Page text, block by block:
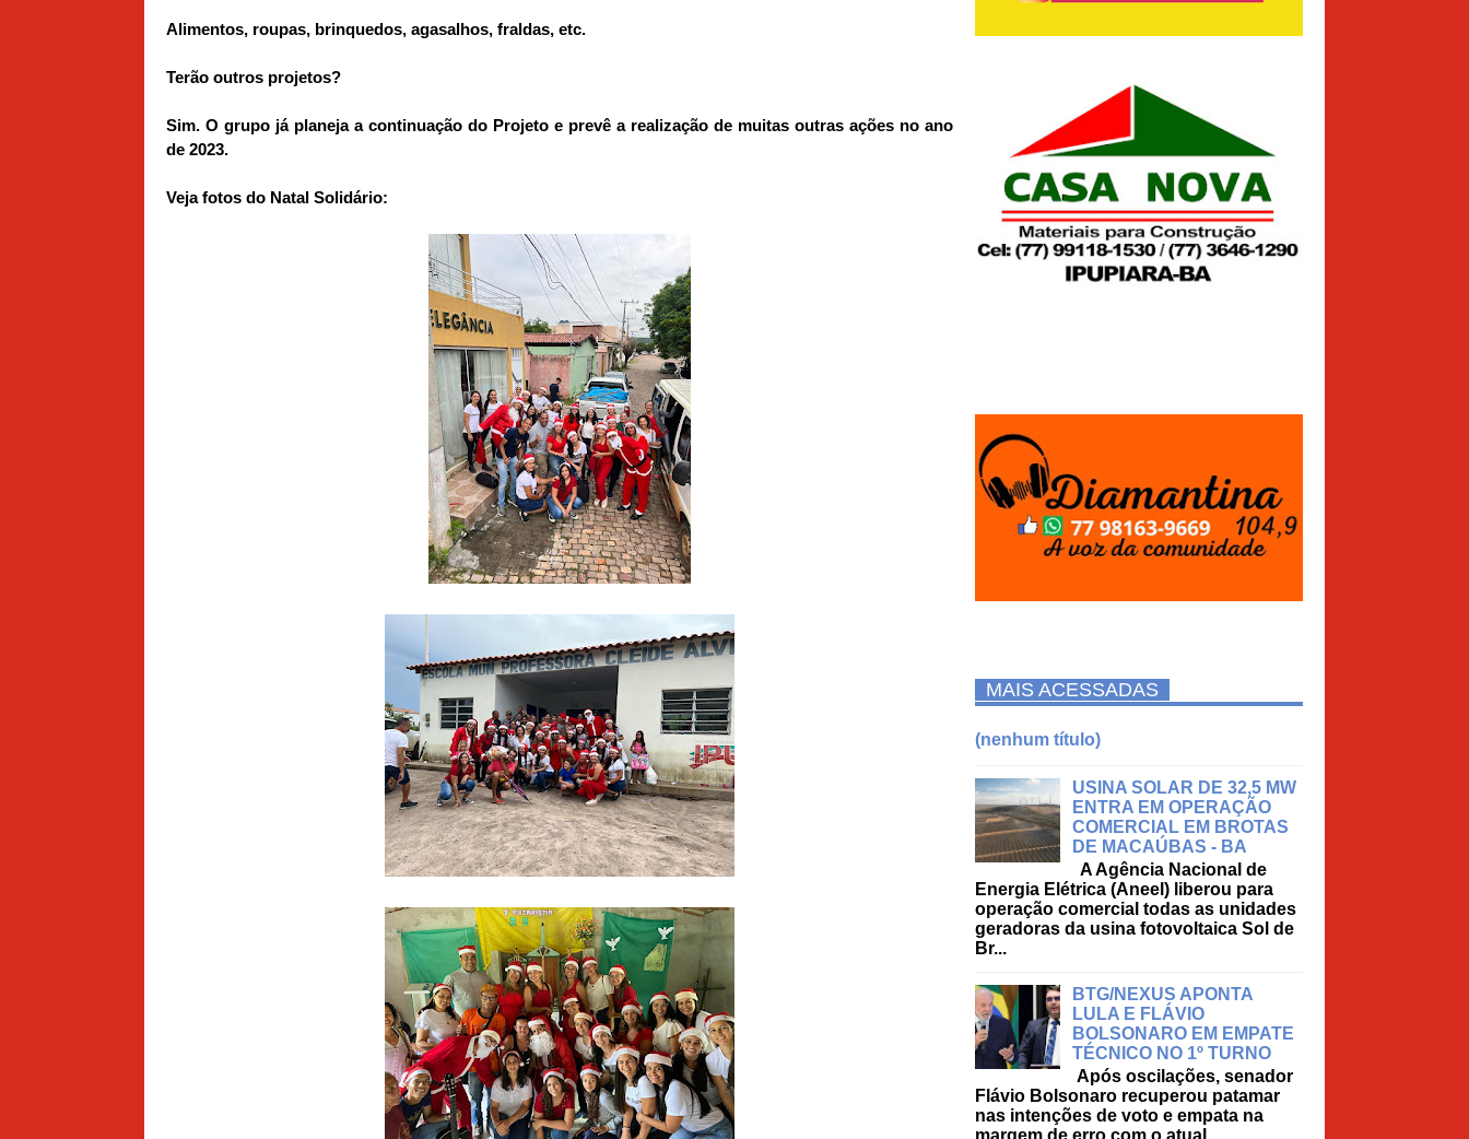
Alimentos, roupas, brinquedos, agasalhos, fraldas, etc.
Terão outros projetos?
Sim. O grupo já planeja a continuação do Projeto e prevê a realização de muitas outras ações no ano
de 2023.
Veja fotos do Natal Solidário:
MAIS ACESSADAS
(nenhum título)
USINA SOLAR DE 32,5 MW
ENTRA EM OPERAÇÃO
COMERCIAL EM BROTAS
DE MACAÚBAS - BA
A Agência Nacional de
Energia Elétrica (Aneel) liberou para
operação comercial todas as unidades
geradoras da usina fotovoltaica Sol de
Br...
BTG/NEXUS APONTA
LULA E FLÁVIO
BOLSONARO EM EMPATE
TÉCNICO NO 1º TURNO
Após oscilações, senador
Flávio Bolsonaro recuperou patamar
nas intenções de voto e empata na
margem de erro com o atual